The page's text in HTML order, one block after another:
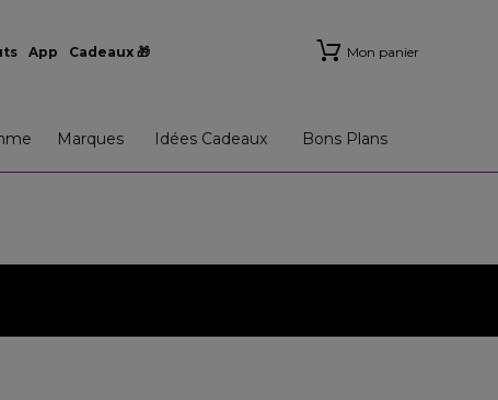
App Cadeaux 🎁 Mon panier
Marques Idées Cadeaux Bons Plans